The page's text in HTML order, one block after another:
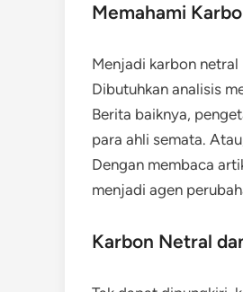
Memahami
Menjadi karbon netral
Dibutuhkan analisis
Berita baiknya,
para ahli semata.
Dengan membaca
menjadi agen
Karbon Netral